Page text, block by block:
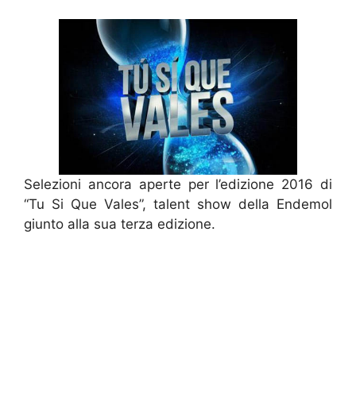
Selezioni ancora aperte per l’edizione 2016 di
“Tu Si Que Vales”, talent show della Endemol
giunto alla sua terza edizione.